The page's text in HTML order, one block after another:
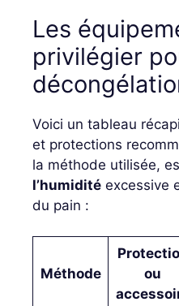
Les
privilégier
Voici un tableau
et protections
la méthode utilisée,
l’humidité excessive
du pain :
Méthode
ou